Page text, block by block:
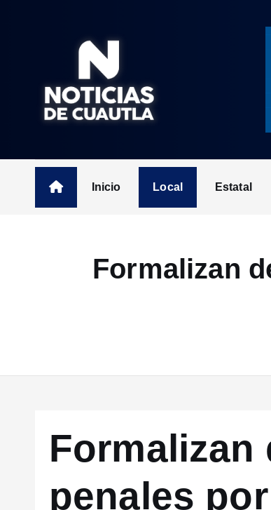
n
Inicio Local Estatal
Formalizan
Formalizan
penales